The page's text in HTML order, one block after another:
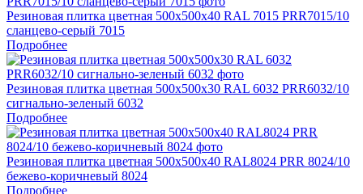
Резиновая плитка цветная 500х500х40 RAL 7015 PRR7015/10
сланцево-серый 7015
Подробнее
Резиновая плитка цветная 500х500х30 RAL 6032 PRR6032/10
сигнально-зеленый 6032
Подробнее
Резиновая плитка цветная 500х500х40 RAL8024 PRR 8024/10
бежево-коричневый 8024
Подробнее